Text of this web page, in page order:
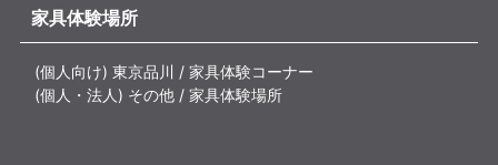
家具体験場所
(個人向け) 東京品川 / 家具体験コーナー
(個人・法人) その他 / 家具体験場所